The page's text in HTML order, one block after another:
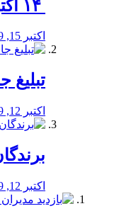
اکتبر 15, 2019
تبلیغ
اکتبر 12, 2019
اکتبر 12, 2019